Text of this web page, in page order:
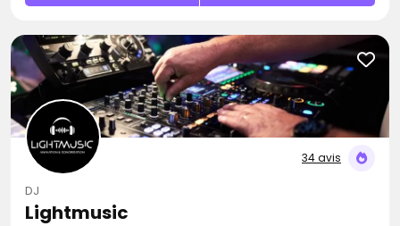
34 avis
DJ
Lightmusic